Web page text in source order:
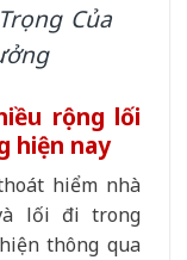
Của
rộng lối
hiện nay
hiểm nhà
lối đi trong
thông qua